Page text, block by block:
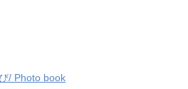
/ Photo book